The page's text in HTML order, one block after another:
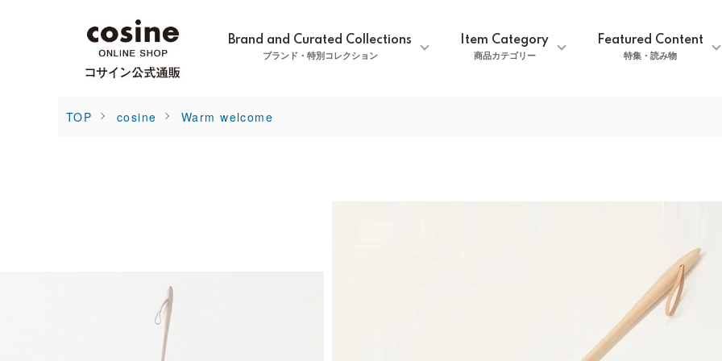
Brand and Curated Collections
ブランド・特別コレクション
Item Category
商品カテゴリー
Featured Content
特集・読み物
TOP cosine Warm welcome